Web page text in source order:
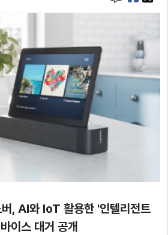
, AI와 IoT 활용한 '인텔리전트
이스 대거 공개